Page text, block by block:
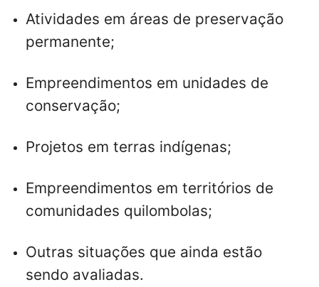
Atividades em áreas de preservação
permanente;
Empreendimentos em unidades de
conservação;
Projetos em terras indígenas;
Empreendimentos em territórios de
comunidades quilombolas;
Outras situações que ainda estão
sendo avaliadas.